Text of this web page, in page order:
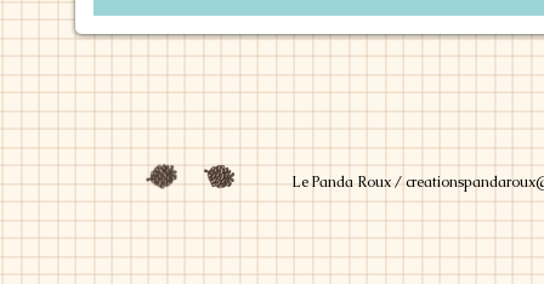
Le Panda Roux /